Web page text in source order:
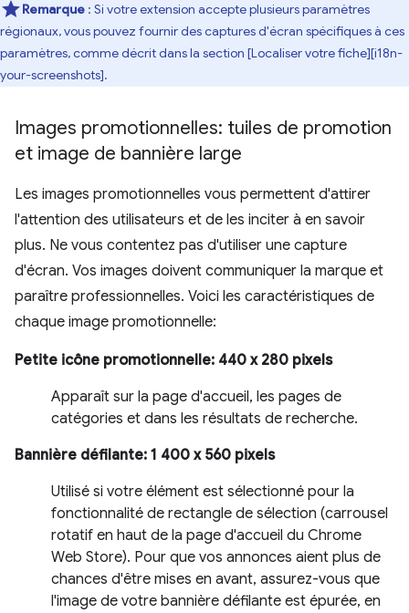
Remarque : Si votre extension accepte plusieurs paramètres
régionaux, vous pouvez fournir des captures d'écran spécifiques à ces
paramètres, comme décrit dans la section [Localiser votre fiche][i18n-
your-screenshots].
Images promotionnelles: tuiles de promotion
et image de bannière large
Les images promotionnelles vous permettent d'attirer
l'attention des utilisateurs et de les inciter à en savoir
plus. Ne vous contentez pas d'utiliser une capture
d'écran. Vos images doivent communiquer la marque et
paraître professionnelles. Voici les caractéristiques de
chaque image promotionnelle:
Petite icône promotionnelle: 440 x 280 pixels
Apparaît sur la page d'accueil, les pages de
catégories et dans les résultats de recherche.
Bannière défilante: 1 400 x 560 pixels
Utilisé si votre élément est sélectionné pour la
fonctionnalité de rectangle de sélection (carrousel
rotatif en haut de la page d'accueil du Chrome
Web Store). Pour que vos annonces aient plus de
chances d'être mises en avant, assurez-vous que
l'image de votre bannière défilante est épurée, en